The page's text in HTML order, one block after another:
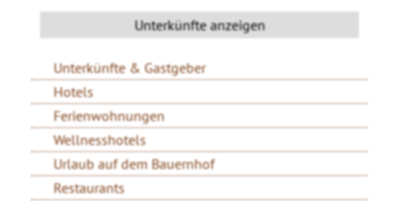
Unterkünfte & Gastgeber
Hotels
Ferienwohnungen
Wellnesshotels
Urlaub auf dem Bauernhof
Restaurants